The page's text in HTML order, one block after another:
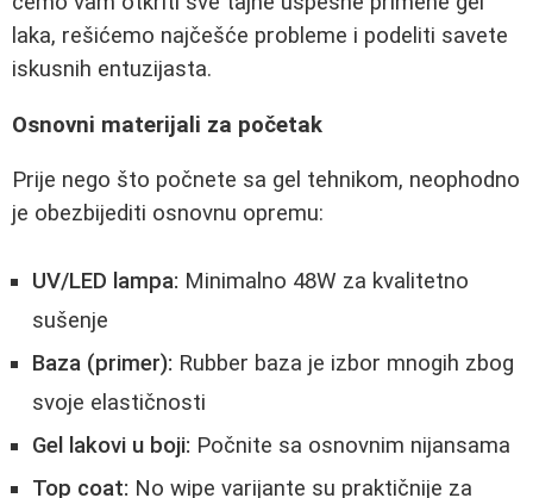
laka, rešićemo najčešće probleme i podeliti savete
iskusnih entuzijasta.
Osnovni materijali za početak
Prije nego što počnete sa gel tehnikom, neophodno
je obezbijediti osnovnu opremu:
UV/LED lampa: Minimalno 48W za kvalitetno
sušenje
Baza (primer): Rubber baza je izbor mnogih zbog
svoje elastičnosti
Gel lakovi u boji: Počnite sa osnovnim nijansama
Top coat: No wipe varijante su praktičnije za